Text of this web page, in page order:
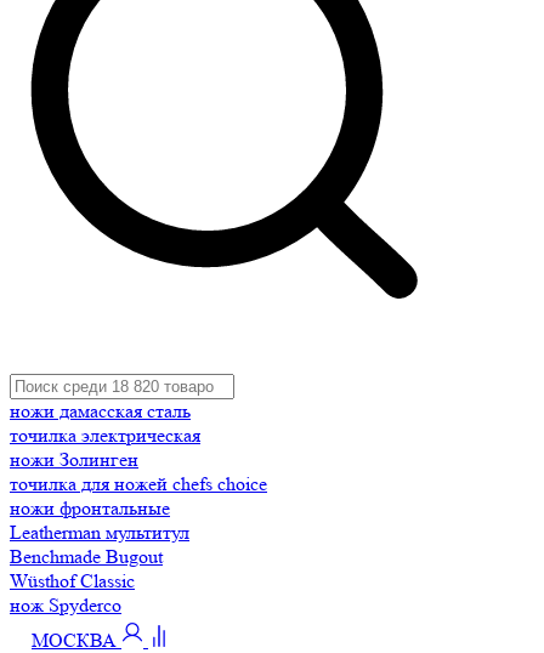
ножи дамасская сталь
точилка электрическая
ножи Золинген
точилка для ножей chefs choice
ножи фронтальные
Leatherman мультитул
Benchmade Bugout
Wüsthof Classic
нож Spyderco
МОСКВА